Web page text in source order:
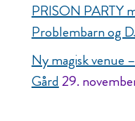
PRISON PARTY
Problembarn og
Ny magisk venue
Gård29.